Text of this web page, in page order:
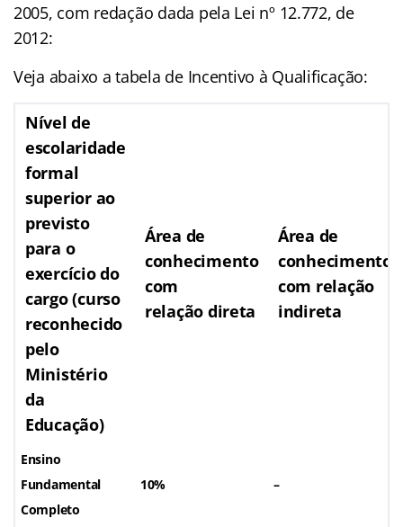
2005, com redação dada pela Lei nº 12.772, de
2012:
Veja abaixo a tabela de Incentivo à Qualificação:
Nível de
escolaridade
formal
superior ao
previsto
para o
exercício do
cargo (curso
reconhecido
pelo
Ministério
da
Educação)
Área de
conhecimento
com
relação direta
Área de
conhecimento
com relação
indireta
Ensino
Fundamental
Completo
10% –